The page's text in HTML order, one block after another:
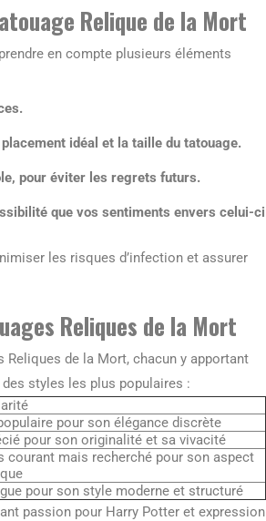
Relique de la Mort
en compte plusieurs éléments
idéal et la taille du tatouage.
pour éviter les regrets futurs.
que vos sentiments envers celui-ci
les risques d’infection et assurer
Reliques de la Mort
de la Mort, chacun y apportant
styles les plus populaires :
pour son élégance discrète
pour son originalité et sa vivacité
courant mais recherché pour son aspect
pour son style moderne et structuré
passion pour Harry Potter et expression